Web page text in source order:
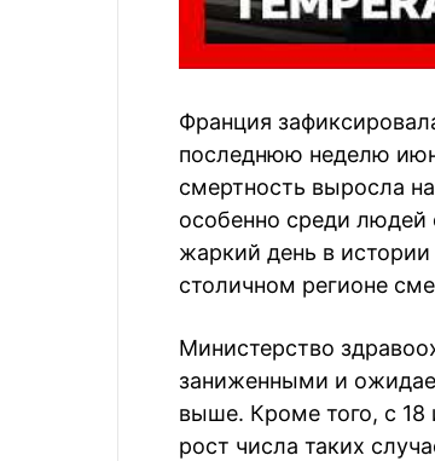
Франция
последнюю неделю
смертность выросла
особенно среди
жаркий день в
столичном регионе
Министерство
заниженными и
выше. Кроме того, с 18
рост числа таких